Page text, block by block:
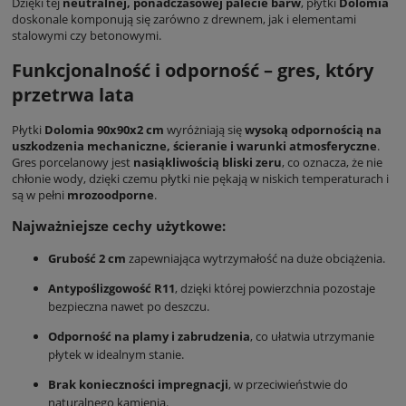
doskonale komponują się zarówno z drewnem, jak i elementami
stalowymi czy betonowymi.
Funkcjonalność i odporność – gres, który
przetrwa lata
Płytki Dolomia 90x90x2 cm wyróżniają sięwysoką odpornością na
uszkodzenia mechaniczne, ścieranie i warunki atmosferyczne.
Gres porcelanowy jest nasiąkliwością bliski zeru, co oznacza, że nie
chłonie wody, dzięki czemu płytki nie pękają w niskich temperaturach i
są w pełni mrozoodporne.
Najważniejsze cechy użytkowe:
Grubość 2 cm zapewniająca wytrzymałość na duże obciążenia.
Antypoślizgowość R11, dzięki której powierzchnia pozostaje
bezpieczna nawet po deszczu.
Odporność na plamy i zabrudzenia, co ułatwia utrzymanie
płytek w idealnym stanie.
Brak konieczności impregnacji, w przeciwieństwie do
naturalnego kamienia.